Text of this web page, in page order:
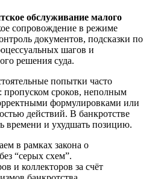
обслуживание малого
сопровождение в режиме
документов, подсказки по
шагов и
решения суда.
попытки часто
пропуском сроков, неполным
формулировками или
действий. В банкротстве
времени и ухудшать позицию.
в рамках закона о
“серых схем”.
и коллекторов за счёт